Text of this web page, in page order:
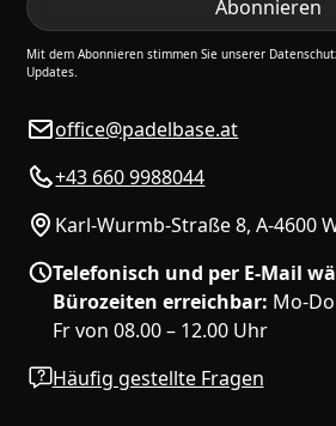
Mit dem Abonnieren stimmen Sie unserer
Updates.
office@padelbase.at
+43 660 9988044
Karl-Wurmb-Straße 8, A-4600
Telefonisch und per E-Mail
Bürozeiten erreichbar: Mo-
Fr von 08.00 – 12.00 Uhr
Häufig gestellte Fragen